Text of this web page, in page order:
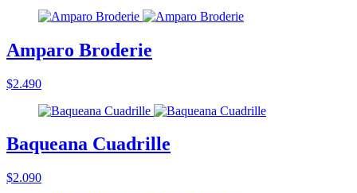
Amparo Broderie
$2.490
Baqueana Cuadrille
$2.090